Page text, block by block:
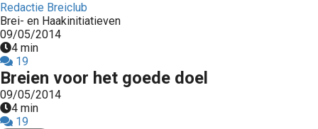
Redactie Breiclub
Brei- en Haakinitiatieven
09/05/2014
4 min
19
Breien voor het goede doel
09/05/2014
4 min
19